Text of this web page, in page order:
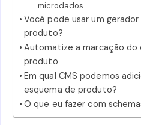
microdados
Você pode usar um
produto?
Automatize a marcação do
produto
Em qual CMS podemos
esquema de produto?
O que eu fazer com